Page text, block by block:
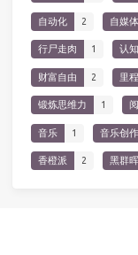
自动化 2 自媒体
行尸走肉 1 认知
财富自由 2 里
锻炼思维力 1
音乐 1 音乐创作
香橙派 2 黑群晖